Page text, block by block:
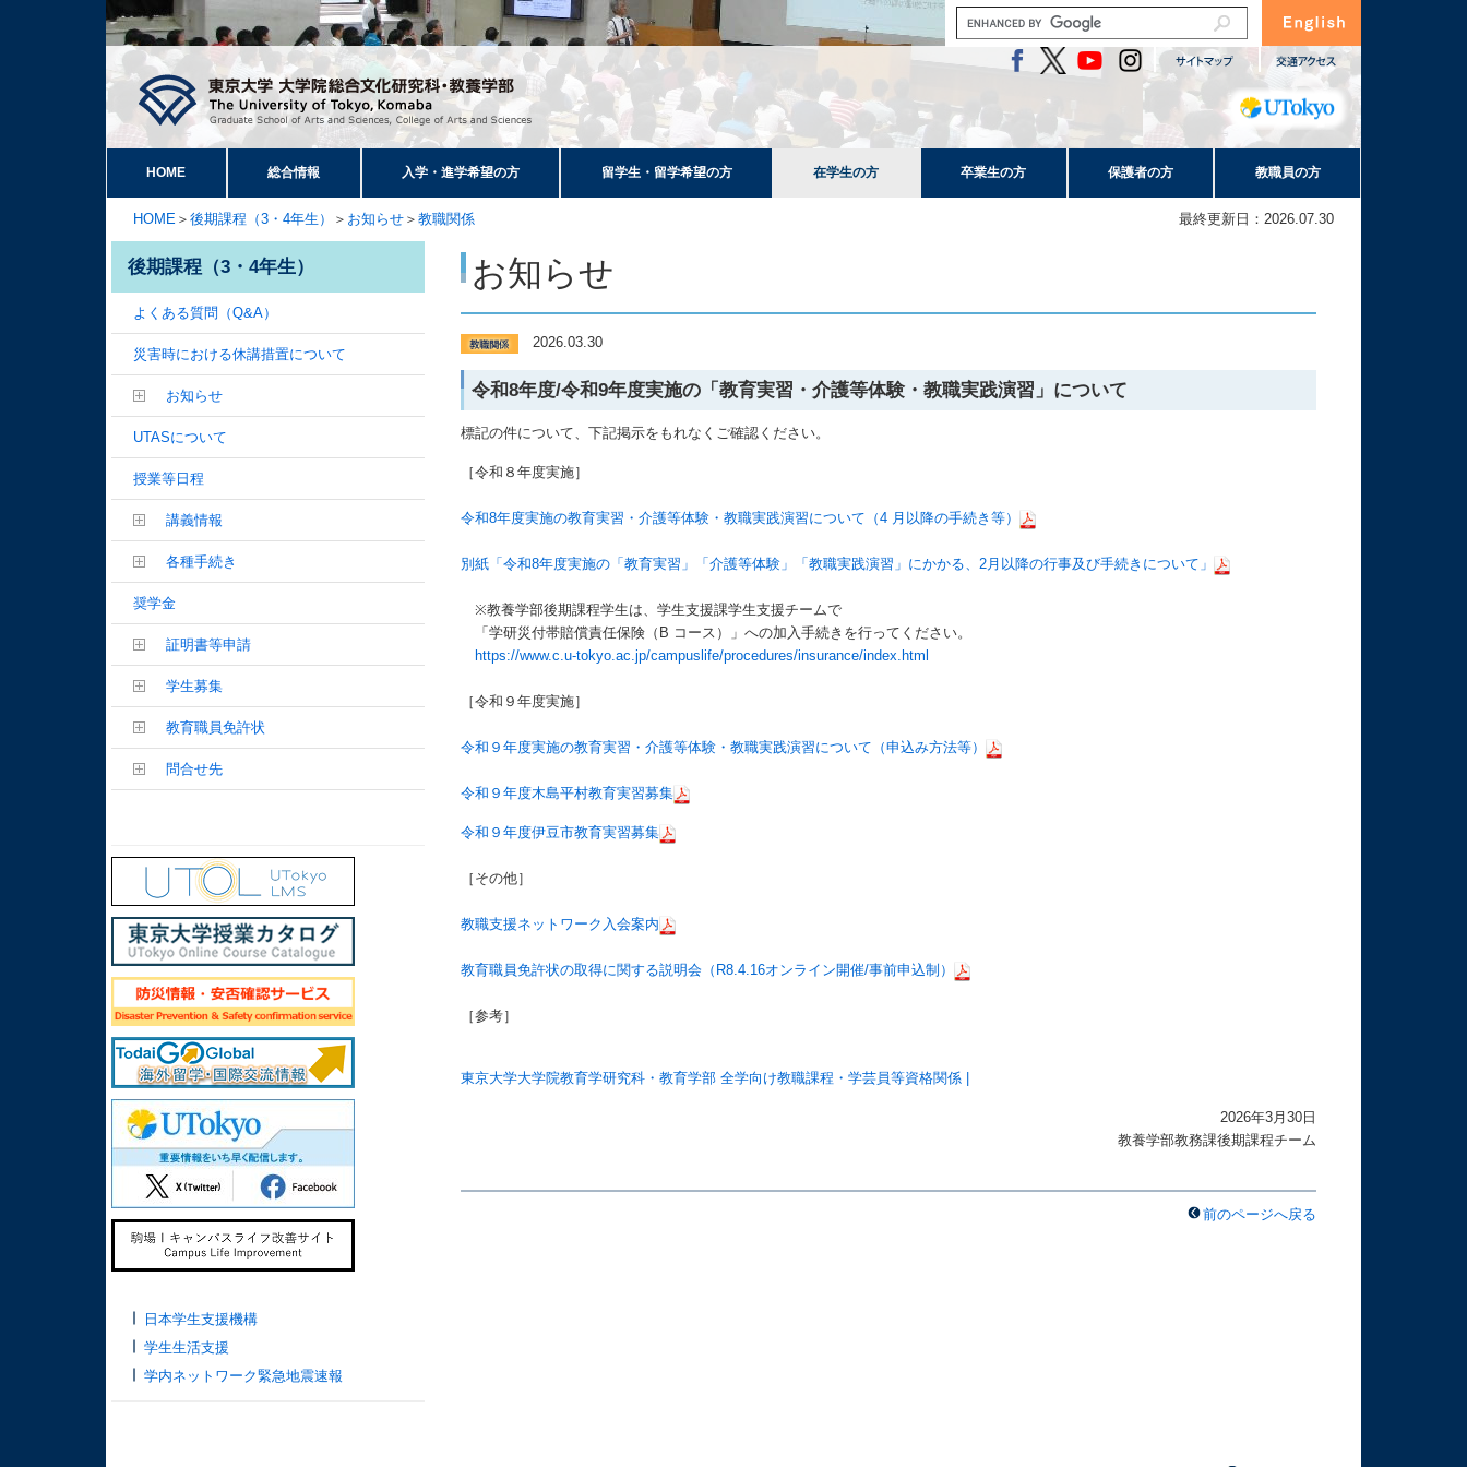
HOME 総合情報 入学・進学希望の方 留学生・留学希望の方 在学生の方 卒業生の方 保護者の方 教職員の方
HOME ＞ 後期課程（3・4年生） ＞ お知らせ ＞ 教職関係 最終更新日：2026.07.30
お知らせ
2026.03.30
令和8年度/令和9年度実施の「教育実習・介護等体験・教職実践演習」について
標記の件について、下記掲示をもれなくご確認ください。
［令和８年度実施］
令和8年度実施の教育実習・介護等体験・教職実践演習について（4 月以降の手続き等）
別紙「令和8年度実施の「教育実習」「介護等体験」「教職実践演習」にかかる、2月以降の行事及び手続きについて」
※教養学部後期課程学生は、学生支援課学生支援チームで
「学研災付帯賠償責任保険（B コース）」への加入手続きを行ってください。
https://www.c.u-tokyo.ac.jp/campuslife/procedures/insurance/index.html
［令和９年度実施］
令和９年度実施の教育実習・介護等体験・教職実践演習について（申込み方法等）
令和９年度木島平村教育実習募集
令和９年度伊豆市教育実習募集
［その他］
教職支援ネットワーク入会案内
教育職員免許状の取得に関する説明会（R8.4.16オンライン開催/事前申込制）
［参考］
東京大学大学院教育学研究科・教育学部 全学向け教職課程・学芸員等資格関係 |
2026年3月30日
教養学部教務課後期課程チーム
前のページへ戻る
後期課程（3・4年生）
よくある質問（Q&A）
災害時における休講措置について
お知らせ
UTASについて
授業等日程
講義情報
各種手続き
奨学金
証明書等申請
学生募集
教育職員免許状
問合せ先
日本学生支援機構
学生生活支援
学内ネットワーク緊急地震速報